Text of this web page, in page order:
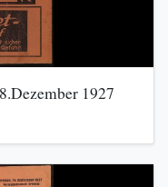
1927